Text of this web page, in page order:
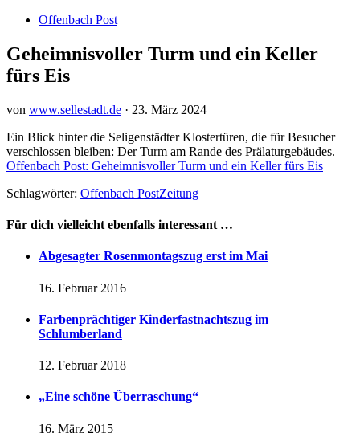
Offenbach Post
Geheimnisvoller Turm und ein Keller
fürs Eis
von www.sellestadt.de · 23. März 2024
Ein Blick hinter die Seligenstädter Klostertüren, die für Besucher
verschlossen bleiben: Der Turm am Rande des Prälaturgebäudes.
Offenbach Post: Geheimnisvoller Turm und ein Keller fürs Eis
Schlagwörter: Offenbach PostZeitung
Für dich vielleicht ebenfalls interessant …
Abgesagter Rosenmontagszug erst im Mai
16. Februar 2016
Farbenprächtiger Kinderfastnachtszug im
Schlumberland
12. Februar 2018
„Eine schöne Überraschung“
16. März 2015